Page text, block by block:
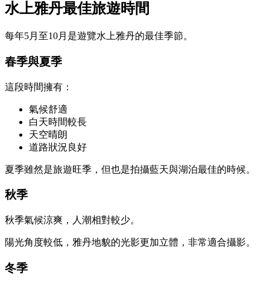
水上雅丹最佳旅遊時間
每年5月至10月是遊覽水上雅丹的最佳季節。
春季與夏季
這段時間擁有：
氣候舒適
白天時間較長
天空晴朗
道路狀況良好
夏季雖然是旅遊旺季，但也是拍攝藍天與湖泊最佳的時候。
秋季
秋季氣候涼爽，人潮相對較少。
陽光角度較低，雅丹地貌的光影更加立體，非常適合攝影。
冬季